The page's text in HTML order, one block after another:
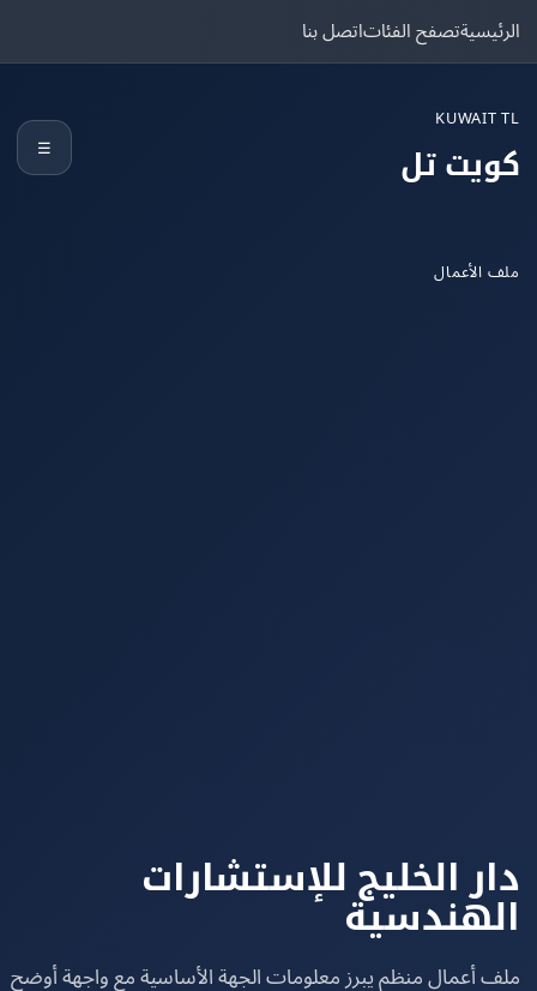
تصفح الفئاتاتصل بنا
تل
الخليج للإستشارات
منظم يبرز معلومات الجهة الأساسية مع واجهة أوضح